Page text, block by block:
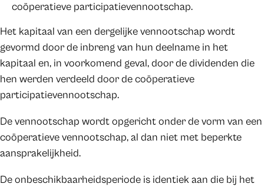
coöperatieve participatievennootschap.
Het kapitaal van een dergelijke vennootschap wordt
gevormd door de inbreng van hun deelname in het
kapitaal en, in voorkomend geval, door de dividenden die
hen werden verdeeld door de coöperatieve
participatievennootschap.
De vennootschap wordt opgericht onder de vorm van een
coöperatieve vennootschap, al dan niet met beperkte
aansprakelijkheid.
De onbeschikbaarheidsperiode is identiek aan die bij het